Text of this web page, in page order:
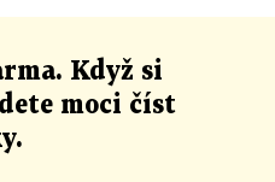
Když si
moci číst
.